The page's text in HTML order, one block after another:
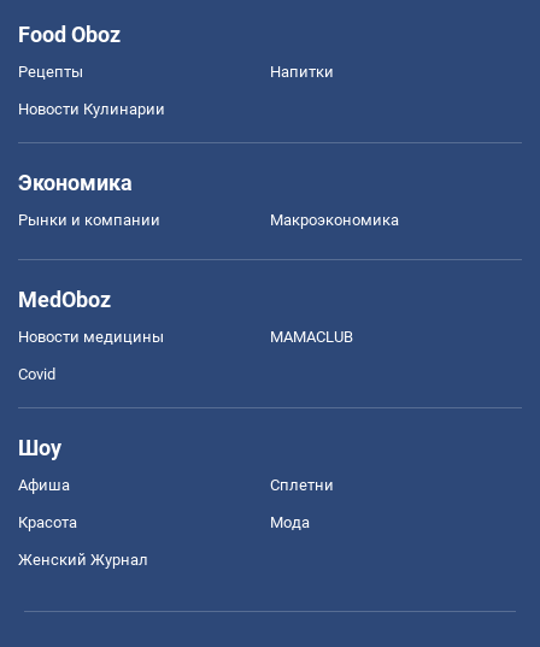
Food Oboz
Рецепты Напитки
Новости Кулинарии
Экономика
Рынки и компании Mакроэкономика
MedOboz
Новости медицины MAMACLUB
Covid
Шоу
Афиша Сплетни
Красота Мода
Женский Журнал